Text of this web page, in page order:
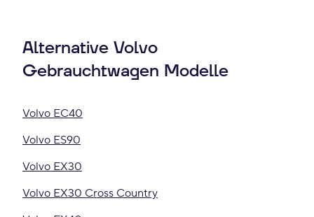
Alternative Volvo
Gebrauchtwagen Modelle
Volvo EC40
Volvo ES90
Volvo EX30
Volvo EX30 Cross Country